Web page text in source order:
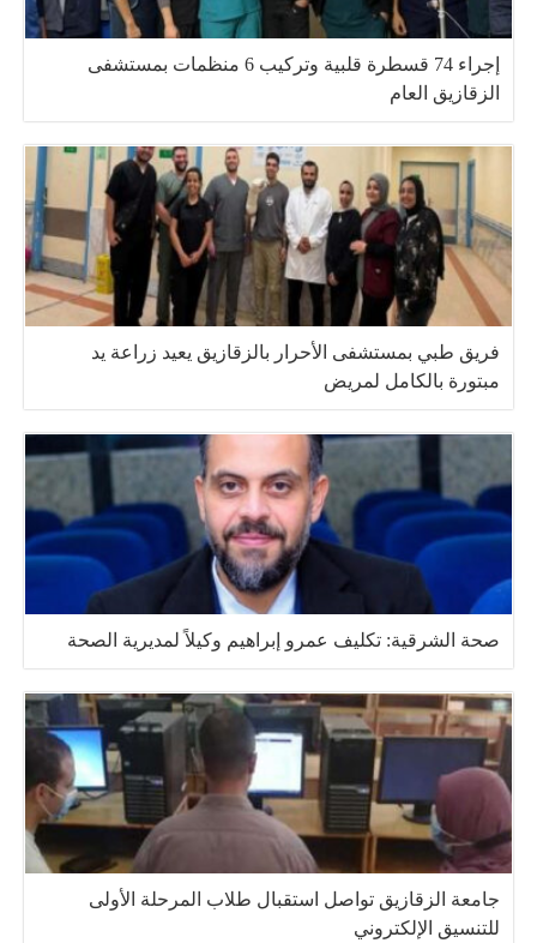
إجراء 74 قسطرة قلبية وتركيب 6 منظمات بمستشفى
الزقازيق العام
فريق طبي بمستشفى الأحرار بالزقازيق يعيد زراعة يد
مبتورة بالكامل لمريض
صحة الشرقية: تكليف عمرو إبراهيم وكيلاً لمديرية الصحة
جامعة الزقازيق تواصل استقبال طلاب المرحلة الأولى
للتنسيق الإلكتروني